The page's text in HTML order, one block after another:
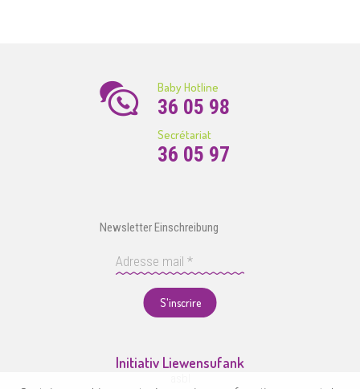
Baby Hotline
36 05 98
Secrétariat
36 05 97
Newsletter Einschreibung
S'inscrire
Initiativ Liewensufank